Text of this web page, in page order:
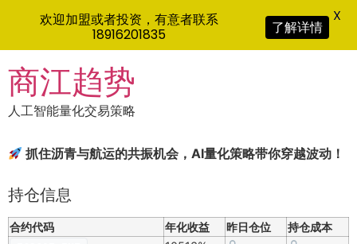
to
content
商江趋势
人工智能量化交易策略
抓住沥青与航运的共振机会，AI量化策略带你穿越波动！
持仓信息
合约代码 年化收益 昨日仓位 持仓成本
欢迎加盟或者投资，有意者联系
18916201835
了解详情
X